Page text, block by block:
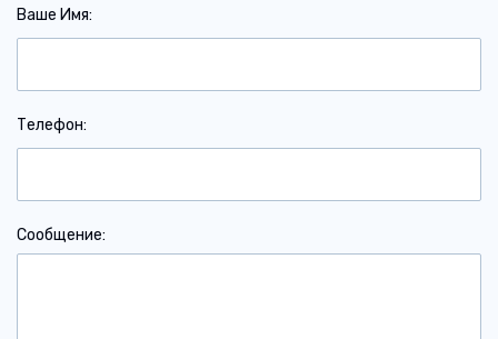
Ваше Имя
Телефон
Сообщение